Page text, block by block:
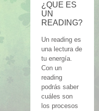
¿QUE ES
UN
READING?
Un reading es
una lectura de
tu energía.
Con un
reading
podrás saber
cuáles son
los procesos